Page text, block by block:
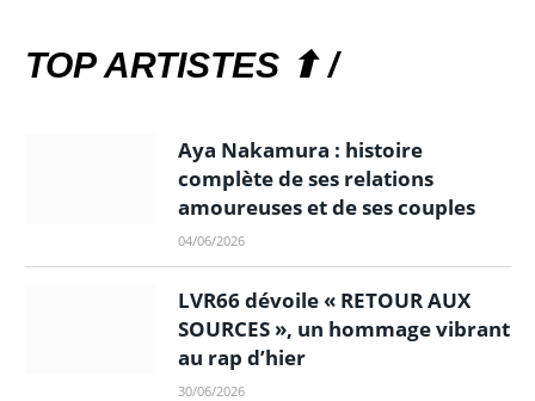
TOP ARTISTES ⬆ /
Aya Nakamura : histoire
complète de ses relations
amoureuses et de ses couples
04/06/2026
LVR66 dévoile « RETOUR AUX
SOURCES », un hommage vibrant
au rap d’hier
30/06/2026